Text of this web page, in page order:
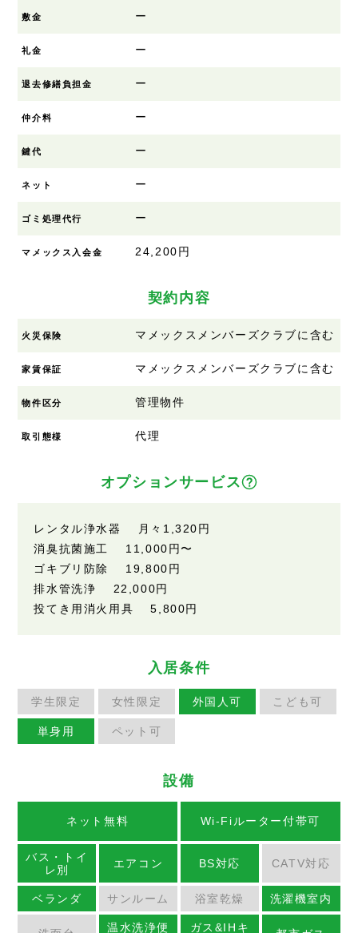
敷金 ー
礼金 ー
退去修繕負担金 ー
仲介料 ー
鍵代 ー
ネット ー
ゴミ処理代行 ー
マメックス入会金 24,200円
契約内容
火災保険 マメックスメンバーズクラブに含む
家賃保証 マメックスメンバーズクラブに含む
物件区分 管理物件
取引態様 代理
オプションサービス
レンタル浄水器 月々1,320円
消臭抗菌施工 11,000円〜
ゴキブリ防除 19,800円
排水管洗浄 22,000円
投てき用消火用具 5,800円
入居条件
学生限定 女性限定 外国人可 こども可
単身用 ペット可
設備
ネット無料 Wi-Fiルーター付帯可
バス・トイ
レ別
エアコン BS対応 CATV対応
ベランダ サンルーム 浴室乾燥 洗濯機室内
温水洗浄便 ガス&IHキ